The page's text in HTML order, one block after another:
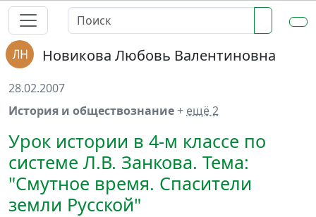
Новикова Любовь Валентиновна
28.02.2007
История и обществознание+ ещё 2
Урок истории в 4-м классе по
системе Л.В. Занкова. Тема:
"Смутное время. Спасители
земли Русской"